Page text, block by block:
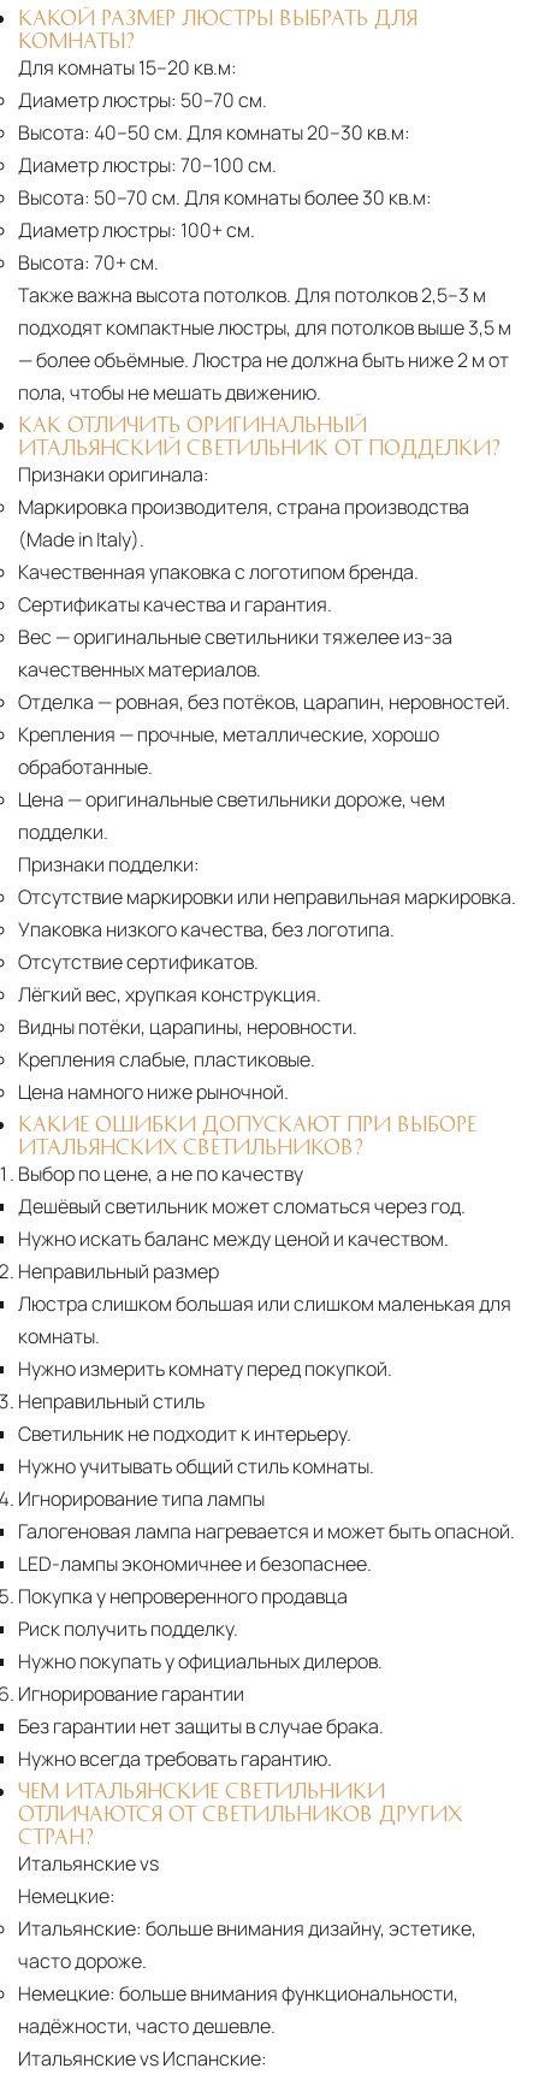
КАКОЙ РАЗМЕР ЛЮСТРЫ ВЫБРАТЬ ДЛЯ
КОМНАТЫ?
Для комнаты 15–20 кв.м:
Диаметр люстры: 50–70 см.
Высота: 40–50 см. Для комнаты 20–30 кв.м:
Диаметр люстры: 70–100 см.
Высота: 50–70 см. Для комнаты более 30 кв.м:
Диаметр люстры: 100+ см.
Высота: 70+ см.
Также важна высота потолков. Для потолков 2,5–3 м
подходят компактные люстры, для потолков выше 3,5 м
— более объёмные. Люстра не должна быть ниже 2 м от
пола, чтобы не мешать движению.
КАК ОТЛИЧИТЬ ОРИГИНАЛЬНЫЙ
ИТАЛЬЯНСКИЙ СВЕТИЛЬНИК ОТ ПОДДЕЛКИ?
Признаки оригинала:
Маркировка производителя, страна производства
(Made in Italy).
Качественная упаковка с логотипом бренда.
Сертификаты качества и гарантия.
Вес — оригинальные светильники тяжелее из-за
качественных материалов.
Отделка — ровная, без потёков, царапин, неровностей.
Крепления — прочные, металлические, хорошо
обработанные.
Цена — оригинальные светильники дороже, чем
подделки.
Признаки подделки:
Отсутствие маркировки или неправильная маркировка.
Упаковка низкого качества, без логотипа.
Отсутствие сертификатов.
Лёгкий вес, хрупкая конструкция.
Видны потёки, царапины, неровности.
Крепления слабые, пластиковые.
Цена намного ниже рыночной.
КАКИЕ ОШИБКИ ДОПУСКАЮТ ПРИ ВЫБОРЕ
ИТАЛЬЯНСКИХ СВЕТИЛЬНИКОВ?
Выбор по цене, а не по качеству
Дешёвый светильник может сломаться через год.
Нужно искать баланс между ценой и качеством.
Неправильный размер
Люстра слишком большая или слишком маленькая для
комнаты.
Нужно измерить комнату перед покупкой.
Неправильный стиль
Светильник не подходит к интерьеру.
Нужно учитывать общий стиль комнаты.
Игнорирование типа лампы
Галогеновая лампа нагревается и может быть опасной.
LED-лампы экономичнее и безопаснее.
Покупка у непроверенного продавца
Риск получить подделку.
Нужно покупать у официальных дилеров.
Игнорирование гарантии
Без гарантии нет защиты в случае брака.
Нужно всегда требовать гарантию.
ЧЕМ ИТАЛЬЯНСКИЕ СВЕТИЛЬНИКИ
ОТЛИЧАЮТСЯ ОТ СВЕТИЛЬНИКОВ ДРУГИХ
СТРАН?
Итальянские vs
Немецкие:
Итальянские: больше внимания дизайну, эстетике,
часто дороже.
Немецкие: больше внимания функциональности,
надёжности, часто дешевле.
Итальянские vs Испанские: